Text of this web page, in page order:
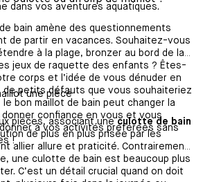
dans vos aventures aquatiques.
bain amène des questionnements
de partir en vacances. Souhaitez-vous
à la plage, bronzer au bord de la
jeux de raquette des enfants ? Êtes-
corps et l’idée de vous dénuder en
de petits défauts que vous souhaiteriez
le bon maillot de bain peut changer la
confiance en vous et vous
à vos activités préférées sans
!
une pièce
pièces, associant une culotte de bain
de plus en plus prisée par les
allier allure et praticité. Contrairement
une culotte de bain est beaucoup plus
C’est un détail crucial quand on doit